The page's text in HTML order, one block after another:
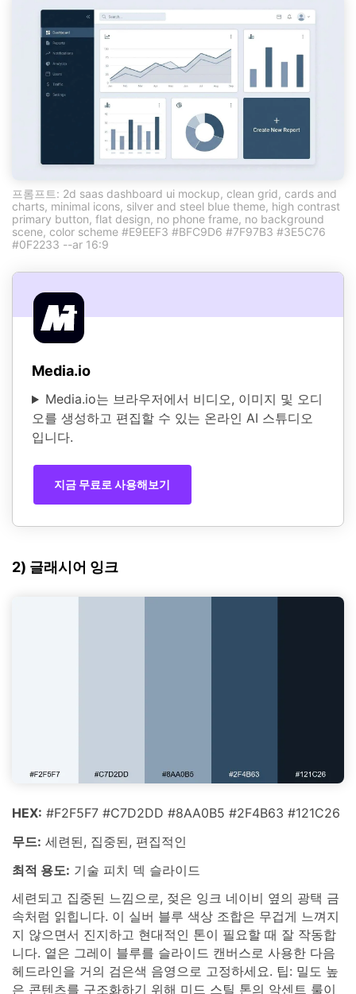
프롬프트: 2d saas dashboard ui mockup, clean grid, cards and
charts, minimal icons, silver and steel blue theme, high contrast
primary button, flat design, no phone frame, no background
scene, color scheme #E9EEF3 #BFC9D6 #7F97B3 #3E5C76
#0F2233 --ar 16:9
Media.io
Media.io는 브라우저에서 비디오, 이미지 및 오디
오를 생성하고 편집할 수 있는 온라인 AI 스튜디오
입니다.
지금 무료로 사용해보기
2) 글래시어 잉크
HEX: #F2F5F7 #C7D2DD #8AA0B5 #2F4B63 #121C26
무드: 세련된, 집중된, 편집적인
최적 용도: 기술 피치 덱 슬라이드
세련되고 집중된 느낌으로, 젖은 잉크 네이비 옆의 광택 금
속처럼 읽힙니다. 이 실버 블루 색상 조합은 무겁게 느껴지
지 않으면서 진지하고 현대적인 톤이 필요할 때 잘 작동합
니다. 옅은 그레이 블루를 슬라이드 캔버스로 사용한 다음
헤드라인을 거의 검은색 음영으로 고정하세요. 팁: 밀도 높
은 콘텐츠를 구조화하기 위해 미드 스틸 톤의 악센트 룰이